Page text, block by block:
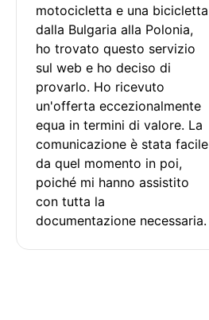
motocicletta e una bicicletta
dalla Bulgaria alla Polonia,
ho trovato questo servizio
sul web e ho deciso di
provarlo. Ho ricevuto
un'offerta eccezionalmente
equa in termini di valore. La
comunicazione è stata facile
da quel momento in poi,
poiché mi hanno assistito
con tutta la
documentazione necessaria.